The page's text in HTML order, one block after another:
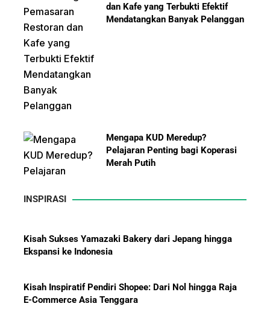
dan Kafe yang Terbukti Efektif
Mendatangkan Banyak Pelanggan
Mengapa KUD Meredup?
Pelajaran Penting bagi Koperasi
Merah Putih
10 Bisnis yang Paling Diburu
INSPIRASI
Ekspansi ke Indonesia
E-Commerce Asia Tenggara